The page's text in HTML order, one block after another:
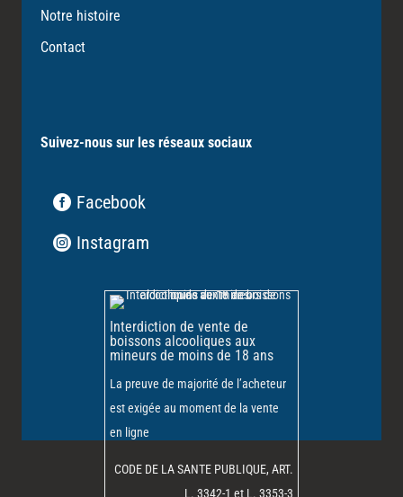
Notre histoire
Contact
Suivez-nous sur les réseaux sociaux
Facebook
Instagram
Interdiction de vente de
boissons alcooliques aux
mineurs de moins de 18 ans
La preuve de majorité de l’acheteur
est exigée au moment de la vente
en ligne
CODE DE LA SANTE PUBLIQUE, ART.
L. 3342-1 et L. 3353-3